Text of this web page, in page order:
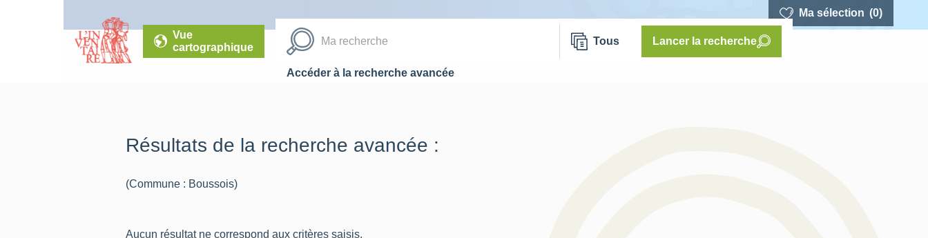
Ma sélection (0)
Vue
cartographique
Tous Lancer la recherche
Accéder à la recherche avancée
Résultats de la recherche avancée :
(Commune : Boussois)
Aucun résultat ne correspond aux critères saisis.